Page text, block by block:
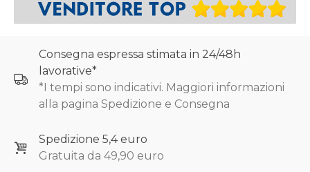
Consegna espressa stimata in 24/48h
lavorative*
*I tempi sono indicativi. Maggiori informazioni
alla pagina Spedizione e Consegna
Spedizione 5,4 euro
Gratuita da 49,90 euro